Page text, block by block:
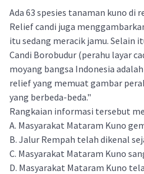
Ada 63 spesies tanaman kuno di
Relief candi juga
itu sedang meracik jamu. Selain
Candi Borobudur (perahu layar
moyang bangsa Indonesia
relief yang memuat gambar
yang berbeda-beda."
Rangkaian informasi tersebut
A. Masyarakat Mataram Kuno
B. Jalur Rempah telah dikenal
C. Masyarakat Mataram Kuno
D. Masyarakat Mataram Kuno